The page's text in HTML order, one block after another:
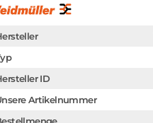
ID
Artikelnummer